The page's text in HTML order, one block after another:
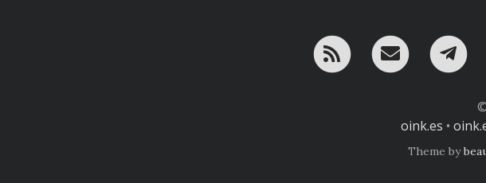
RSS
oink.es •
Theme by